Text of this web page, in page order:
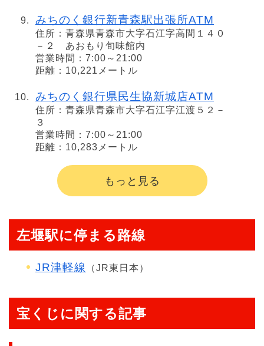
みちのく銀行新青森駅出張所ATM
住所：青森県青森市大字石江字高間１４０
－２ あおもり旬味館内
営業時間：7:00～21:00
距離：10,221メートル
みちのく銀行県民生協新城店ATM
住所：青森県青森市大字石江字江渡５２－
３
営業時間：7:00～21:00
距離：10,283メートル
もっと見る
左堰駅に停まる路線
JR津軽線 （JR東日本）
宝くじに関する記事